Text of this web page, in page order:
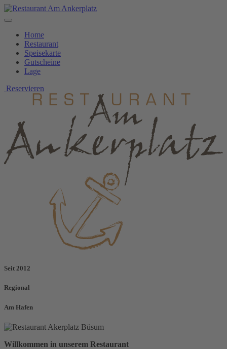
Home
Restaurant
Speisekarte
Gutscheine
Lage
Reservieren
Seit 2012
Regional
Am Hafen
Willkommen in unserem Restaurant